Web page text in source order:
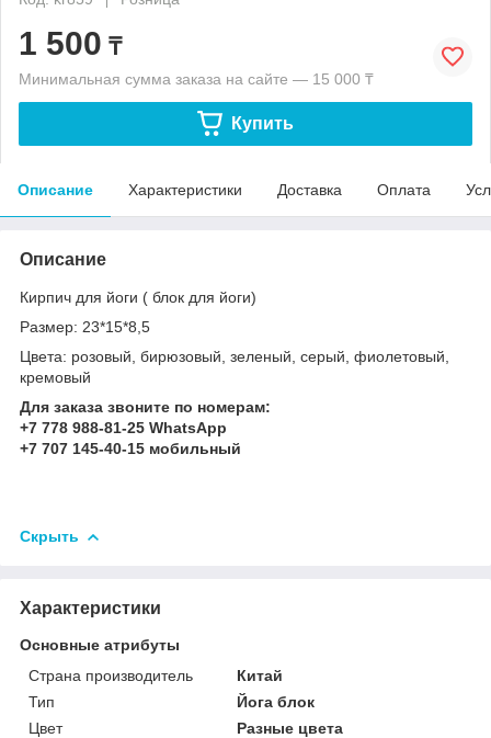
1 500 ₸
Минимальная сумма заказа на сайте — 15 000 ₸
Купить
Описание Характеристики Доставка Оплата
Описание
Кирпич для йоги ( блок для йоги)
Размер: 23*15*8,5
Цвета: розовый, бирюзовый, зеленый, серый, фиолетовый,
кремовый
Для заказа звоните по номерам:
+7 778 988-81-25 WhatsApp
+7 707 145-40-15 мобильный
Скрыть
Характеристики
Основные атрибуты
Страна производитель
Китай
Тип
Йога блок
Цвет
Разные цвета